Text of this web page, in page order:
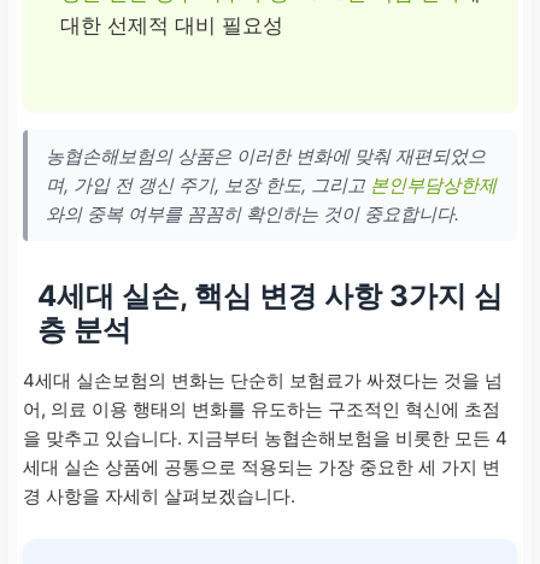
대한 선제적 대비 필요성
농협손해보험의 상품은 이러한 변화에 맞춰 재편되었으
며, 가입 전 갱신 주기, 보장 한도, 그리고 본인부담상한제
와의 중복 여부를 꼼꼼히 확인하는 것이 중요합니다.
4세대 실손, 핵심 변경 사항 3가지 심
층 분석
4세대 실손보험의 변화는 단순히 보험료가 싸졌다는 것을 넘
어, 의료 이용 행태의 변화를 유도하는 구조적인 혁신에 초점
을 맞추고 있습니다. 지금부터 농협손해보험을 비롯한 모든 4
세대 실손 상품에 공통으로 적용되는 가장 중요한 세 가지 변
경 사항을 자세히 살펴보겠습니다.